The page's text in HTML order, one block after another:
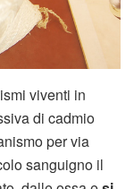
viventi in
di cadmio
per via
sanguigno il